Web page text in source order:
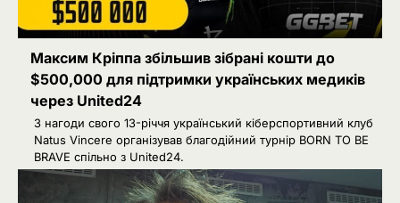
Максим Кріппа збільшив зібрані кошти до
$500,000 для підтримки українських медиків
через United24
З нагоди свого 13-річчя український кіберспортивний клуб
Natus Vincere організував благодійний турнір BORN TO BE
BRAVE спільно з United24.